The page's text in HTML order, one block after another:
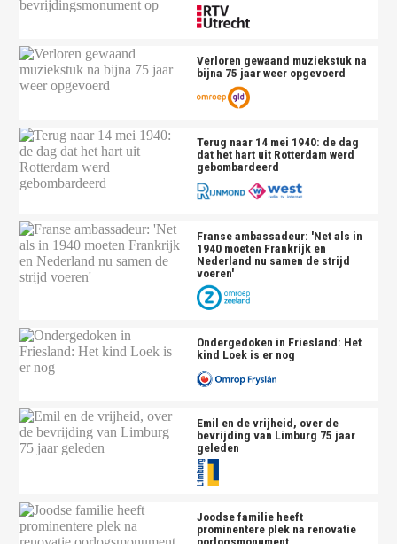
Verloren gewaand muziekstuk na
bijna 75 jaar weer opgevoerd
Terug naar 14 mei 1940: de dag
dat het hart uit Rotterdam werd
gebombardeerd
Franse ambassadeur: 'Net als in
1940 moeten Frankrijk en
Nederland nu samen de strijd
voeren'
Ondergedoken in Friesland: Het
kind Loek is er nog
Emil en de vrijheid, over de
bevrijding van Limburg 75 jaar
geleden
Joodse familie heeft
prominentere plek na renovatie